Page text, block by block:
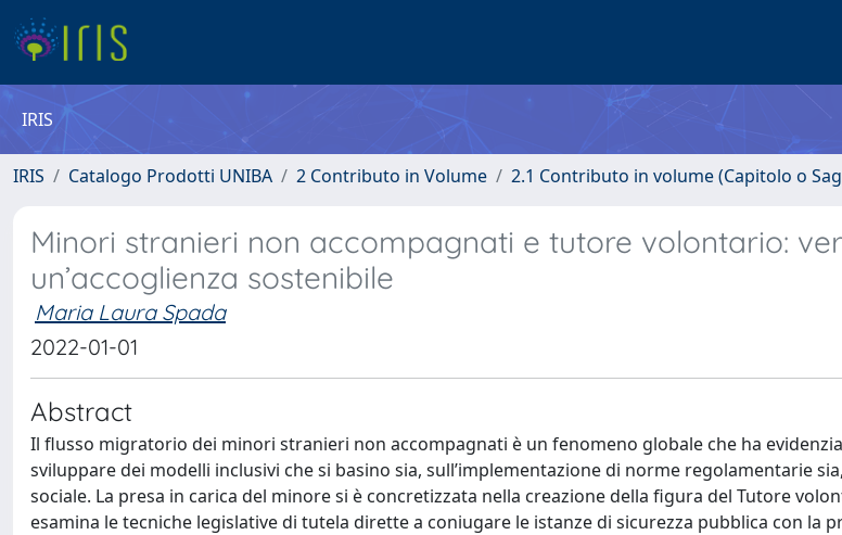
IRIS
IRIS Catalogo Prodotti UNIBA 2 Contributo in Volume 2.1 Contributo in volume (Capitolo o
Minori stranieri non accompagnati e tutore volontario:
un’accoglienza sostenibile
Maria Laura Spada
2022-01-01
Abstract
Il flusso migratorio dei minori stranieri non accompagnati è un fenomeno globale che ha
sviluppare dei modelli inclusivi che si basino sia, sull’implementazione di norme regolamentarie
sociale. La presa in carica del minore si è concretizzata nella creazione della figura del Tutore
esamina le tecniche legislative di tutela dirette a coniugare le istanze di sicurezza pubblica con la